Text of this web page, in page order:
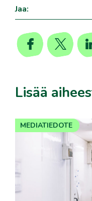
Jaa:
Lisää
MEDIATIEDOTE